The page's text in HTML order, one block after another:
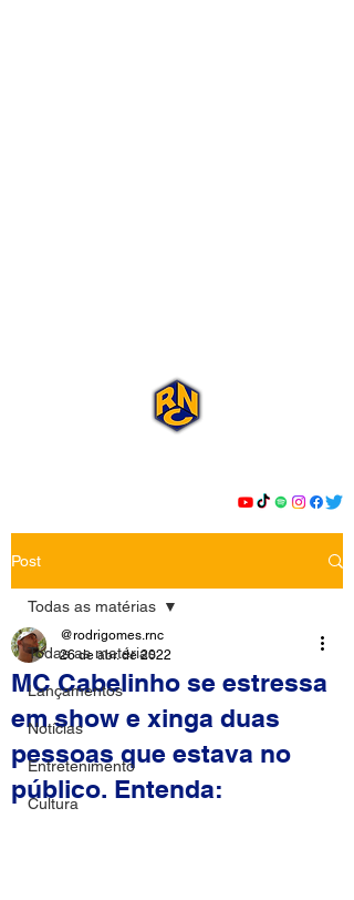
Post
Todas as matérias
Lançamentos
Notícias
Entretenimento
Cultura
Todas as matérias
MC Cabelinho se estressa
em show e xinga duas
pessoas que estava no
público. Entenda:
@rodrigomes.rnc
26 de abr. de 2022